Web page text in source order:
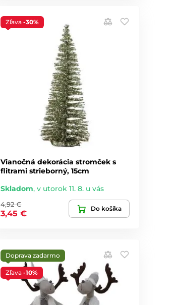
Zľava-30%
Vianočná dekorácia stromček s
flitrami strieborný, 15cm
Skladom,v utorok 11. 8. u vás
4,92 €
3,45 €
Do košíka
Doprava zadarmo
Zľava-10%